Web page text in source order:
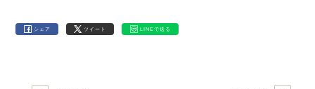
シェア ツイート LINEで送る